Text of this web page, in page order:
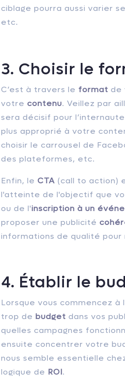
ciblage pourra aussi varier
etc.
3. Choisir le
C’est à travers le format de
votre contenu. Veillez par
sera décisif pour
plus approprié à votre
choisir le carrousel de
des plateformes, etc.
Enfin, le CTA (call to action)
l'atteinte de l'objectif que
ou de l'inscription à un
proposer une publicité
informations de qualité
4. Établir le
Lorsque vous commencez à
trop de budget dans vos
quelles campagnes
ensuite concentrer votre
nous semble essentielle
logique de ROI.